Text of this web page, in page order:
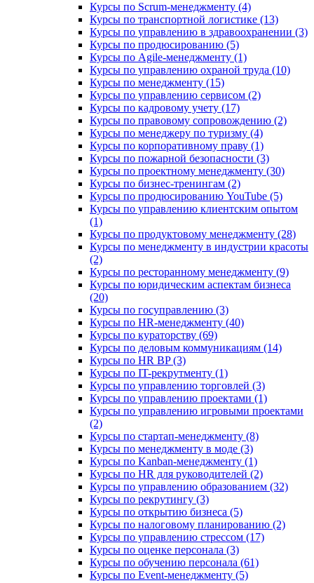
Курсы по Scrum-менеджменту (4)
Курсы по транспортной логистике (13)
Курсы по управлению в здравоохранении (3)
Курсы по продюсированию (5)
Курсы по Agile-менеджменту (1)
Курсы по управлению охраной труда (10)
Курсы по менеджменту (15)
Курсы по управлению сервисом (2)
Курсы по кадровому учету (17)
Курсы по правовому сопровождению (2)
Курсы по менеджеру по туризму (4)
Курсы по корпоративному праву (1)
Курсы по пожарной безопасности (3)
Курсы по проектному менеджменту (30)
Курсы по бизнес-тренингам (2)
Курсы по продюсированию YouTube (5)
Курсы по управлению клиентским опытом
(1)
Курсы по продуктовому менеджменту (28)
Курсы по менеджменту в индустрии красоты
(2)
Курсы по ресторанному менеджменту (9)
Курсы по юридическим аспектам бизнеса
(20)
Курсы по госуправлению (3)
Курсы по HR-менеджменту (40)
Курсы по кураторству (69)
Курсы по деловым коммуникациям (14)
Курсы по HR BP (3)
Курсы по IT-рекрутменту (1)
Курсы по управлению торговлей (3)
Курсы по управлению проектами (1)
Курсы по управлению игровыми проектами
(2)
Курсы по стартап-менеджменту (8)
Курсы по менеджменту в моде (3)
Курсы по Kanban-менеджменту (1)
Курсы по HR для руководителей (2)
Курсы по управлению образованием (32)
Курсы по рекрутингу (3)
Курсы по открытию бизнеса (5)
Курсы по налоговому планированию (2)
Курсы по управлению стрессом (17)
Курсы по оценке персонала (3)
Курсы по обучению персонала (61)
Курсы по Event-менеджменту (5)